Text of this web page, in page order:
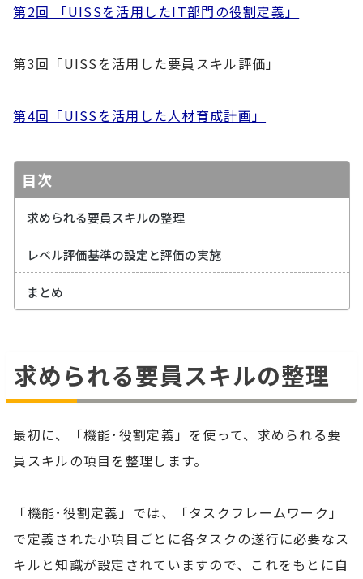
第2回 「UISSを活用したIT部門の役割定義」
第3回「UISSを活用した要員スキル評価」
第4回「UISSを活用した人材育成計画」
目次
求められる要員スキルの整理
レベル評価基準の設定と評価の実施
まとめ
求められる要員スキルの整理
最初に、「機能･役割定義」を使って、求められる要
員スキルの項目を整理します。
「機能･役割定義」では、「タスクフレームワーク」
で定義された小項目ごとに各タスクの遂行に必要なス
キルと知識が設定されていますので、これをもとに自